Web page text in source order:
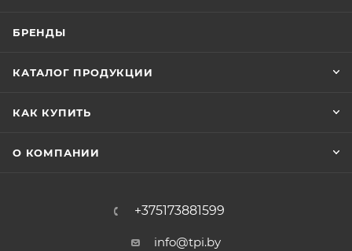
БРЕНДЫ
КАТАЛОГ ПРОДУКЦИИ
КАК КУПИТЬ
О КОМПАНИИ
+375173881599
info@tpi.by